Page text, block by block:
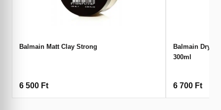
Balmain Matt Clay Strong
6 500 Ft
Balmain Dry
300ml
6 700 Ft